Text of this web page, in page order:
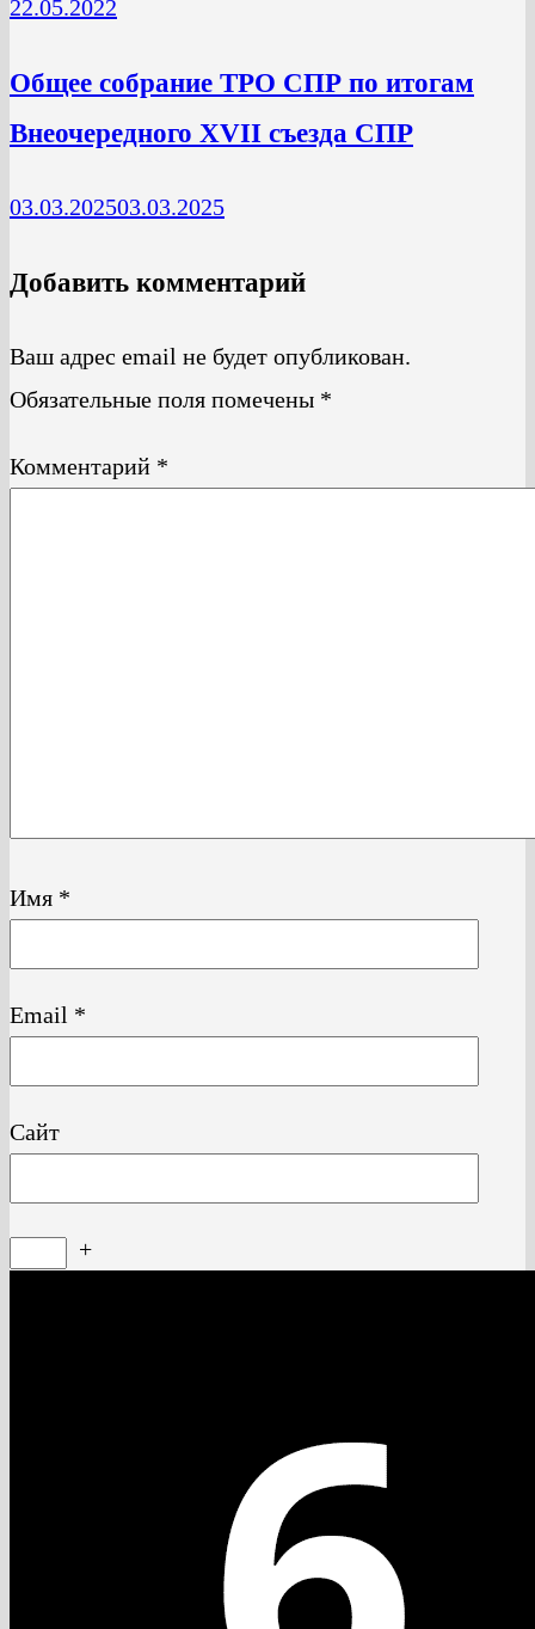
22.05.2022
Общее собрание ТРО СПР по итогам
Внеочередного XVII съезда СПР
03.03.202503.03.2025
Добавить комментарий
Ваш адрес email не будет опубликован.
Обязательные поля помечены *
Комментарий *
Имя *
Email *
Сайт
+